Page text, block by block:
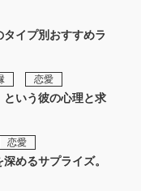
イプ別おすすめラ
恋愛
という彼の心理と求
恋愛
めるサプライズ。